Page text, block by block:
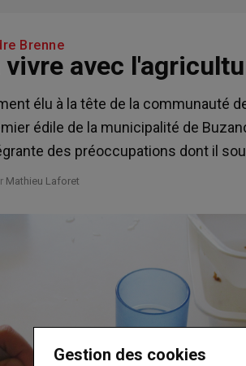
Brenne
vivre avec
élu à la tête de la communauté
édile de la municipalité de
des préoccupations dont il
Mathieu Laforet
Gestion des cookies